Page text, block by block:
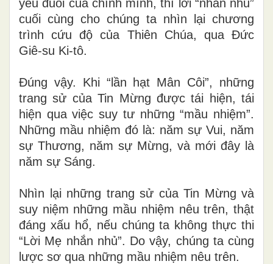
yếu đuối của chính mình, thì lời “nhắn nhủ”
cuối cùng cho chúng ta nhìn lại chương
trình cứu độ của Thiên Chúa, qua Đức
Giê-su Ki-tô.
Đúng vậy. Khi “lần hạt Mân Côi”, những
trang sử của Tin Mừng được tái hiện, tái
hiện qua việc suy tư những “mầu nhiệm”.
Những mầu nhiệm đó là: năm sự Vui, năm
sự Thương, năm sự Mừng, và mới đây là
năm sự Sáng.
Nhìn lại những trang sử của Tin Mừng và
suy niệm những mầu nhiệm nêu trên, thật
đáng xấu hổ, nếu chúng ta không thực thi
“Lời Mẹ nhắn nhủ”. Do vậy, chúng ta cùng
lược sơ qua những mầu nhiệm nêu trên.